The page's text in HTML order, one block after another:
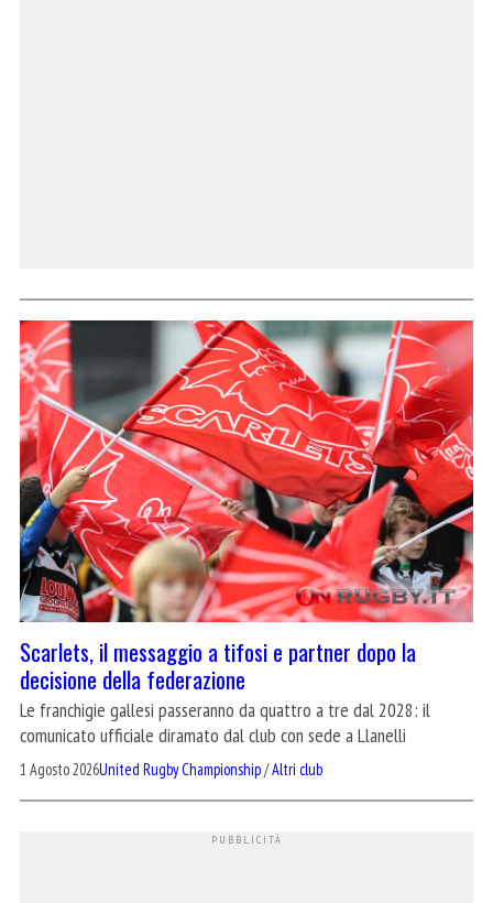
Scarlets, il messaggio a tifosi e partner dopo la
decisione della federazione
Le franchigie gallesi passeranno da quattro a tre dal 2028: il
comunicato ufficiale diramato dal club con sede a Llanelli
1 Agosto 2026United Rugby Championship/Altri club